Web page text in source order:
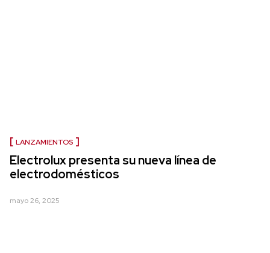
LANZAMIENTOS
Electrolux presenta su nueva línea de
electrodomésticos
mayo 26, 2025